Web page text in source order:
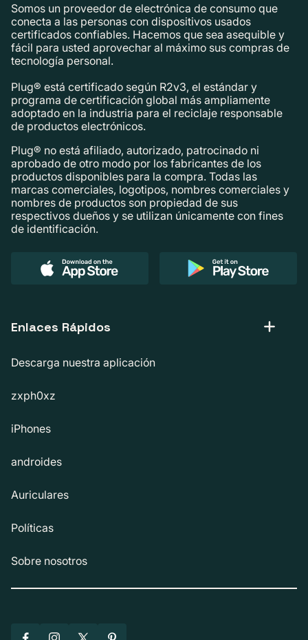
Somos un proveedor de electrónica de consumo que
conecta a las personas con dispositivos usados ​​
certificados confiables. Hacemos que sea asequible y
fácil para usted aprovechar al máximo sus compras de
tecnología personal.
Plug® está certificado según R2v3, el estándar y
programa de certificación global más ampliamente
adoptado en la industria para el reciclaje responsable
de productos electrónicos.
Plug® no está afiliado, autorizado, patrocinado ni
aprobado de otro modo por los fabricantes de los
productos disponibles para la compra. Todas las
marcas comerciales, logotipos, nombres comerciales y
nombres de productos son propiedad de sus
respectivos dueños y se utilizan únicamente con fines
de identificación.
Enlaces Rápidos
Descarga nuestra aplicación
zxph0xz
iPhones
androides
Auriculares
Políticas
Sobre nosotros